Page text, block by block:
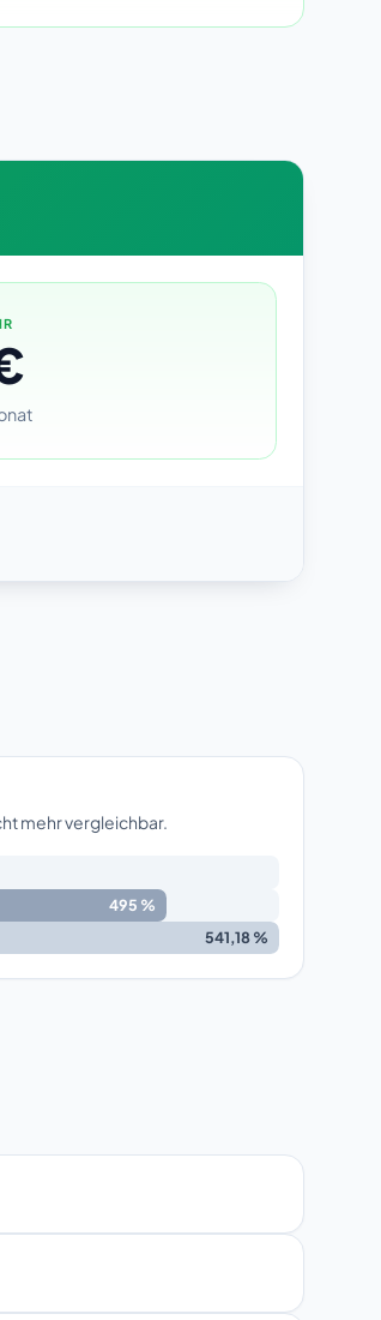
mehr vergleichbar.
495 %
541,18 %